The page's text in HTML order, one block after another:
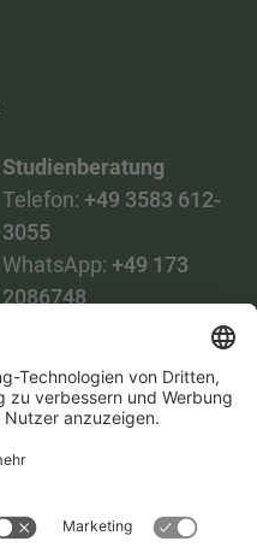
Studienberatung
Telefon: +49 3583 612-
3055
WhatsApp: +49 173
2086748
Presse